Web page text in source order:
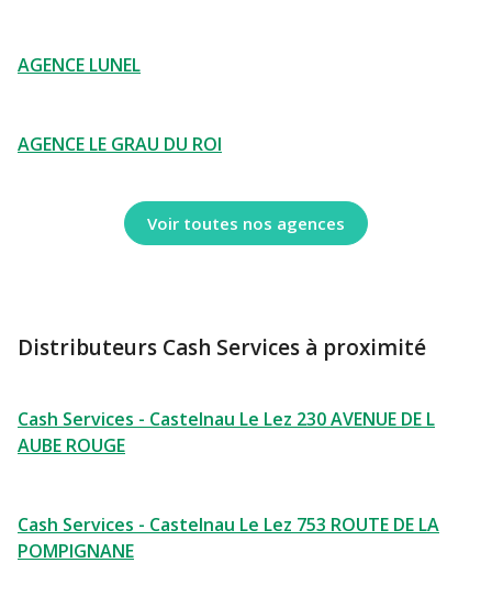
AGENCE LUNEL
AGENCE LE GRAU DU ROI
Voir toutes nos agences
Distributeurs Cash Services à proximité
Cash Services - Castelnau Le Lez 230 AVENUE DE L
AUBE ROUGE
Cash Services - Castelnau Le Lez 753 ROUTE DE LA
POMPIGNANE